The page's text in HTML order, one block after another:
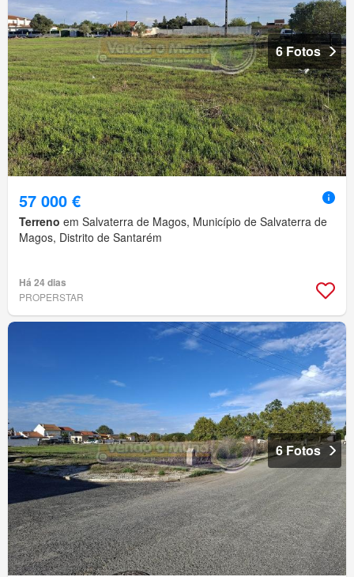
6 Fotos
57 000 €
Terreno em Salvaterra de Magos, Município de Salvaterra de
Magos, Distrito de Santarém
Há 24 dias
PROPERSTAR
6 Fotos